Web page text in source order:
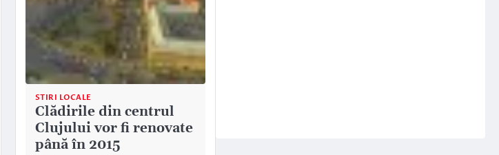
STIRI LOCALE
Clădirile din centrul
Clujului vor fi renovate
până în 2015